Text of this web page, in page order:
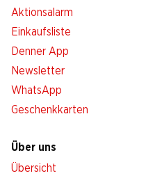
Aktionsalarm
Einkaufsliste
Denner App
Newsletter
WhatsApp
Geschenkkarten
Über uns
Übersicht